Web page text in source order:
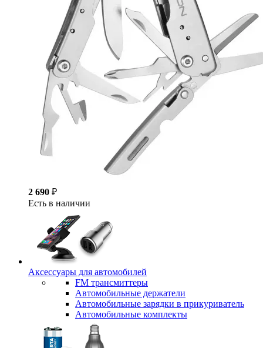
2 690 ₽
Есть в наличии
Аксессуары для автомобилей
FM трансмиттеры
Автомобильные держатели
Автомобильные зарядки в прикуриватель
Автомобильные комплекты